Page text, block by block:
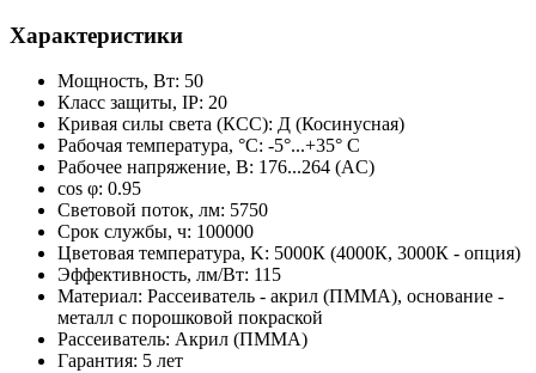
Характеристики
Мощность, Вт: 50
Класс защиты, IP: 20
Кривая силы света (КСС): Д (Косинусная)
Рабочая температура, °C: -5°...+35° С
Рабочее напряжение, В: 176...264 (AС)
сos φ: 0.95
Световой поток, лм: 5750
Срок службы, ч: 100000
Цветовая температура, K: 5000К (4000К, 3000К - опция)
Эффективность, лм/Вт: 115
Материал: Рассеиватель - акрил (ПММА), основание -
металл с порошковой покраской
Рассеиватель: Акрил (ПММА)
Гарантия: 5 лет